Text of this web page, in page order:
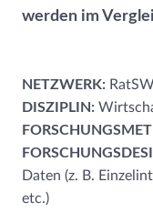
werden im
NETZWERK:
DISZIPLIN:
Daten (z. B.
etc.)